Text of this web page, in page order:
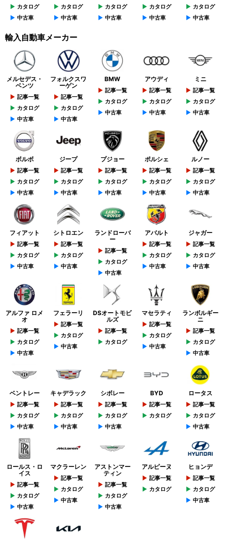
カタログ
中古車
カタログ
中古車
カタログ
中古車
カタログ
中古車
カタログ
中古車
輸入自動車メーカー
メルセデス・
ベンツ
記事一覧
カタログ
中古車
フォルクスワ
ーゲン
記事一覧
カタログ
中古車
BMW
記事一覧
カタログ
中古車
アウディ
記事一覧
カタログ
中古車
ミニ
記事一覧
カタログ
中古車
ボルボ
記事一覧
カタログ
中古車
ジープ
記事一覧
カタログ
中古車
プジョー
記事一覧
カタログ
中古車
ポルシェ
記事一覧
カタログ
中古車
ルノー
記事一覧
カタログ
中古車
フィアット
記事一覧
カタログ
中古車
シトロエン
記事一覧
カタログ
中古車
ランドローバ
ー
記事一覧
カタログ
中古車
アバルト
記事一覧
カタログ
中古車
ジャガー
記事一覧
カタログ
中古車
アルファ ロメ
オ
記事一覧
カタログ
中古車
フェラーリ
記事一覧
カタログ
中古車
DSオートモビ
ルズ
記事一覧
カタログ
マセラティ
記事一覧
カタログ
中古車
ランボルギー
ニ
記事一覧
カタログ
中古車
ベントレー
記事一覧
カタログ
中古車
キャデラック
記事一覧
カタログ
中古車
シボレー
記事一覧
カタログ
中古車
BYD
記事一覧
カタログ
ロータス
記事一覧
カタログ
中古車
ロールス・ロ
イス
記事一覧
カタログ
中古車
マクラーレン
記事一覧
カタログ
中古車
アストンマー
ティン
記事一覧
カタログ
中古車
アルピーヌ
記事一覧
カタログ
ヒョンデ
記事一覧
カタログ
中古車